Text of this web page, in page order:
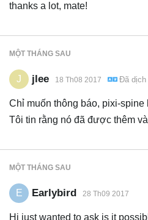
thanks a lot, mate!
MỘT THÁNG SAU
J jlee 18 Th08 2017 Đã
Chỉ muốn thông báo, pixi-spine
Tôi tin rằng nó đã được thêm
MỘT THÁNG SAU
E Earlybird 28 Th09 2017
Hi just wanted to ask is it